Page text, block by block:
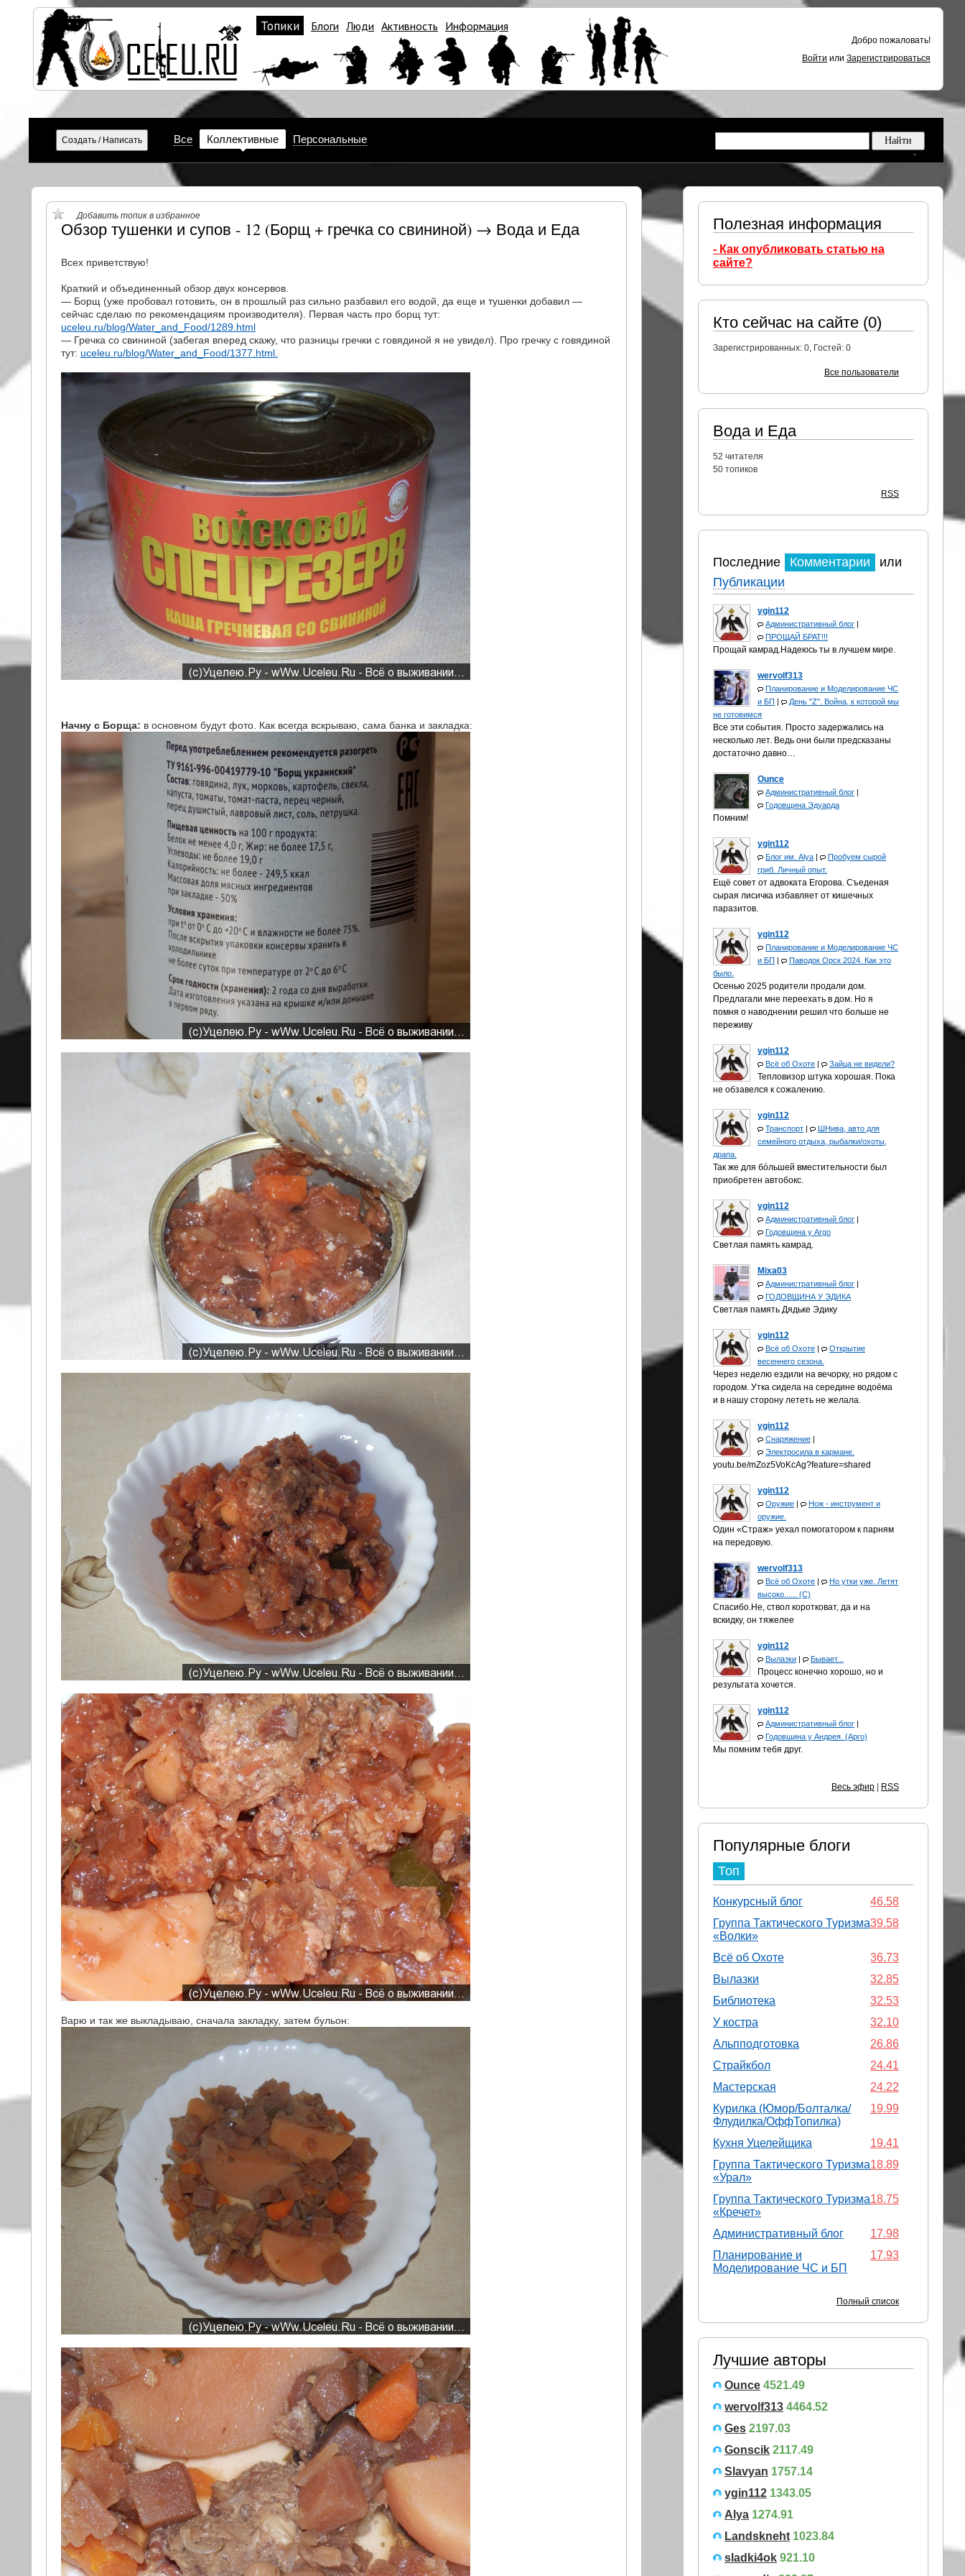
Топики Блоги Люди Активность Информация
Добро пожаловать!
Войти или Зарегистрироваться
Все Коллективные Персональные
Полезная информация
- Как опубликовать статью на
сайте?
Кто сейчас на сайте (0)
Зарегистрированных: 0, Гостей: 0
Все пользователи
Вода и Еда
52 читателя
50 топиков
RSS
Последние Комментарии
или
Публикации
ygin112
Административный блог |
ПРОЩАЙ БРАТ!!!
Прощай камрад.Надеюсь ты в лучшем мире.
wervolf313
Планирование и Моделирование ЧС
и БП |
День "Z". Война, к которой мы
не готовимся
Все эти события. Просто задержались на
несколько лет. Ведь они были предсказаны
достаточно давно…
Ounce
Административный блог |
Годовщина Эдуарда
Помним!
ygin112
Блог им. Alya |
Пробуем сырой
гриб. Личный опыт.
Ещё совет от адвоката Егорова. Съеденая
сырая лисичка избавляет от кишечных
паразитов.
ygin112
Планирование и Моделирование ЧС
и БП |
Паводок Орск 2024. Как это
было.
Осенью 2025 родители продали дом.
Предлагали мне переехать в дом. Но я
помня о наводнении решил что больше не
переживу
ygin112
Всё об Охоте | Зайца не видели?
Тепловизор штука хорошая. Пока
не обзавелся к сожалению.
ygin112
Транспорт |
ШНива, авто для
семейного отдыха, рыбалки/охоты,
драпа.
Так же для бóльшей вместительности был
приобретен автобокс.
ygin112
Административный блог |
Годовщина у Аrgo
Светлая память камрад.
Mixa03
Административный блог |
ГОДОВЩИНА У ЭДИКА
Светлая память Дядьке Эдику
ygin112
Всё об Охоте |
Открытие
весеннего сезона.
Через неделю ездили на вечорку, но рядом с
городом. Утка сидела на середине водоёма
и в нашу сторону лететь не желала.
ygin112
Снаряжение |
Электросила в кармане.
youtu.be/mZoz5VoKcAg?feature=shared
ygin112
Оружие |
Нож - инструмент и
оружие.
Один «Страж» уехал помогатором к парням
на передовую.
wervolf313
Всё об Охоте |
Но утки уже. Летят
высоко...... (С)
Спасибо.Не, ствол коротковат, да и на
вскидку, он тяжелее
ygin112
Вылазки | Бывает...
Процесс конечно хорошо, но и
результата хочется.
ygin112
Административный блог |
Годовщина у Андрея. (Арго)
Мы помним тебя друг.
Весь эфир RSS
Популярные блоги
Топ
46.58
Конкурсный блог
39.58
Группа Тактического Туризма
«Волки»
36.73
Всё об Охоте
32.85
Вылазки
32.53
Библиотека
32.10
У костра
26.86
Альпподготовка
24.41
Страйкбол
24.22
Мастерская
19.99
Курилка (Юмор/Болталка/
Флудилка/ОффТопилка)
19.41
Кухня Уцелейщика
18.89
Группа Тактического Туризма
«Урал»
18.75
Группа Тактического Туризма
«Кречет»
17.98
Административный блог
17.93
Планирование и
Моделирование ЧС и БП
Полный список
Лучшие авторы
Ounce 4521.49
wervolf313 4464.52
Ges 2197.03
Gonscik 2117.49
Slavyan 1757.14
ygin112 1343.05
Alya 1274.91
Landskneht 1023.84
sladki4ok 921.10
Добавить топик в избранное
Обзор тушенки и супов - 12 (Борщ + гречка со свининой) → Вода и Еда
Всех приветствую!
Краткий и объединенный обзор двух консервов.
— Борщ (уже пробовал готовить, он в прошлый раз сильно разбавил его водой, да еще и тушенки добавил —
сейчас сделаю по рекомендациям производителя). Первая часть про борщ тут:
uceleu.ru/blog/Water_and_Food/1289.html
— Гречка со свининой (забегая вперед скажу, что разницы гречки с говядиной я не увидел). Про гречку с говядиной
тут: uceleu.ru/blog/Water_and_Food/1377.html.
Начну с Борща: в основном будут фото. Как всегда вскрываю, сама банка и закладка:
Варю и так же выкладываю, сначала закладку, затем бульон: